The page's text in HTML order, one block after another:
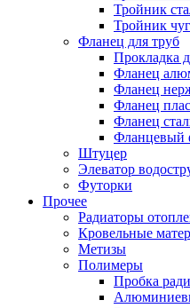
Тройник
Тройник
Фланец для труб
Прокладка
Фланец
Фланец
Фланец
Фланец
Фланцевый
Штуцер
Элеватор
Футорки
Прочее
Радиаторы
Кровельные
Метизы
Полимеры
Пробка